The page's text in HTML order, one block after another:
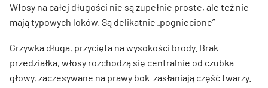
Włosy na całej długości nie są zupełnie proste, ale też nie
mają typowych loków. Są delikatnie „pogniecione”
Grzywka długa, przycięta na wysokości brody. Brak
przedziałka, włosy rozchodzą się centralnie od czubka
głowy, zaczesywane na prawy bok zasłaniają część twarzy.